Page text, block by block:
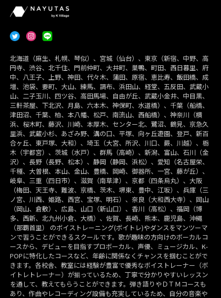
北海道（麻生、札幌、琴似）、宮城（仙台）、東京（新宿、中野、高
円寺、渋谷、北千住、門前仲町、大井町、巣鴨、町田、西日暮里、府
中、八王子、上野、神田、代々木、蒲田、原宿、恵比寿、飯田橋、成
増、池袋、要町、大山、練馬、調布、浜田山、経堂、五反田、武蔵小
山、二子玉川、四ツ谷、高田馬場、自由が丘、武蔵小金井、中目黒、
三軒茶屋、下北沢、月島、六本木、神保町、水道橋）、千葉（船橋、
津田沼、千葉、柏、本八幡、松戸、南流山、西船橋）、神奈川（横
浜、桜木町、藤沢、川崎、本厚木、センター北、鷺沼、鶴見、京急久
里浜、武蔵小杉、あざみ野、溝の口、平塚、向ヶ丘遊園、登戸、新百
合ヶ丘、東戸塚、大和）、埼玉（大宮、所沢、川口、蕨、川越）、栃
木（宇都宮）、茨城（水戸）、群馬（高崎）、新潟、富山、石川（金
沢）、長野（長野、松本）、静岡（静岡、浜松）、愛知（名古屋栄、
千種、大曽根、本山、金山、豊橋、岡崎、御器所、一宮、藤が丘）、
岐阜、三重（四日市）、滋賀（南草津）、京都（四条烏丸）、大阪
（梅田、天王寺、難波、京橋、茨木、堺東、豊中、江坂）、兵庫（三
ノ宮、川西、姫路、西宮、宝塚、明石）、奈良（大和西大寺）、岡山
（岡山、倉敷）、広島、山口（新山口）、香川（高松）、福岡（博
多、西新、北九州小倉、大橋）、佐賀、長崎、熊本、鹿児島、沖縄
（那覇首里） のボイストレーニング(ボイトレ)やダンスをマンツーマ
ンで習うことができるスクールです。歌が趣味の方向けのボーカルコ
ースから、デビューを目指すプロボーカル、声優、ミュージカル、K-
POPに特化したコースなど、年齢に関係なくチャンスを掴むことがで
きます。各校舎、教室には経験が豊富で優秀なボイストレーナー（ボ
イトレトレーナー）が揃っているため、丁寧で分かりやすいレッスン
を通して、教えてもらうことができます。弾き語りやＤＴＭコースも
あり、作曲やレコーディング設備も充実しているため、自分の音楽や